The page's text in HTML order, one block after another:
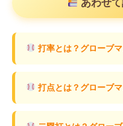
あわせ
打率とは？グローブ
打点とは？グローブ